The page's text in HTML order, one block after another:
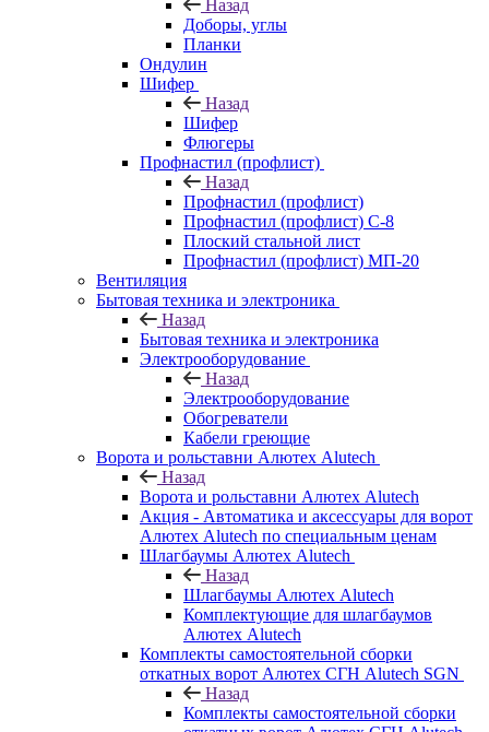
Назад
Доборы, углы
Планки
Ондулин
Шифер
Назад
Шифер
Флюгеры
Профнастил (профлист)
Назад
Профнастил (профлист)
Профнастил (профлист) С-8
Плоский стальной лист
Профнастил (профлист) МП-20
Вентиляция
Бытовая техника и электроника
Назад
Бытовая техника и электроника
Электрооборудование
Назад
Электрооборудование
Обогреватели
Кабели греющие
Ворота и рольставни Алютех Alutech
Назад
Ворота и рольставни Алютех Alutech
Акция - Автоматика и аксессуары для ворот
Алютех Alutech по специальным ценам
Шлагбаумы Алютех Alutech
Назад
Шлагбаумы Алютех Alutech
Комплектующие для шлагбаумов
Алютех Alutech
Комплекты самостоятельной сборки
откатных ворот Алютех СГН Alutech SGN
Назад
Комплекты самостоятельной сборки